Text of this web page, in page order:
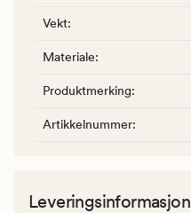
Vekt:
Materiale:
Produktmerking:
Artikkelnummer:
Leveringsinformasjon